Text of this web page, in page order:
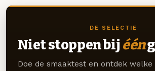
DE SELECTIE
Niet stoppen bij één
Doe de smaaktest en ontdek